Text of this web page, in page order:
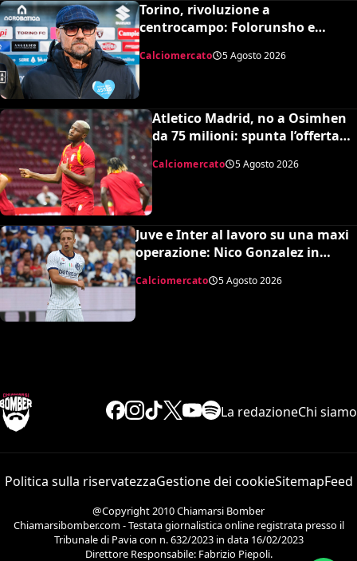
Torino, rivoluzione a
centrocampo: Folorunsho e
Sulemana in cima alla lista di
Petrachi
Calciomercato 5 Agosto 2026
Atletico Madrid, no a Osimhen
da 75 milioni: spunta l’offerta
del Tottenham
Calciomercato 5 Agosto 2026
Juve e Inter al lavoro su una maxi
operazione: Nico Gonzalez in
nerazzurro, Frattesi a Torino
Calciomercato 5 Agosto 2026
La redazioneChi siamo
Politica sulla riservatezzaGestione dei cookieSitemapFeed
@Copyright 2010 Chiamarsi Bomber
Chiamarsibomber.com - Testata giornalistica online registrata presso il
Tribunale di Pavia con n. 632/2023 in data 16/02/2023
Direttore Responsabile: Fabrizio Piepoli.